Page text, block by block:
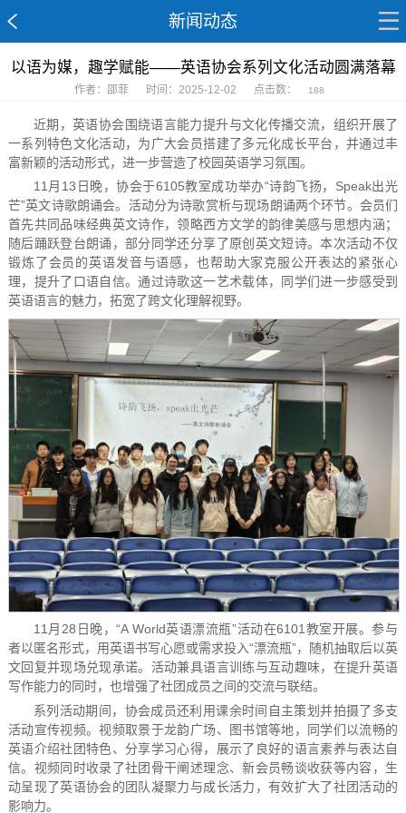
新闻动态
以语为媒，趣学赋能——英语协会系列文化活动圆满落幕
作者：邵菲 时间：2025-12-02 点击数： 188
近期，英语协会围绕语言能力提升与文化传播交流，组织开展了
一系列特色文化活动，为广大会员搭建了多元化成长平台，并通过丰
富新颖的活动形式，进一步营造了校园英语学习氛围。
11月13日晚，协会于6105教室成功举办“诗韵飞扬，Speak出光
芒”英文诗歌朗诵会。活动分为诗歌赏析与现场朗诵两个环节。会员们
首先共同品味经典英文诗作，领略西方文学的韵律美感与思想内涵；
随后踊跃登台朗诵，部分同学还分享了原创英文短诗。本次活动不仅
锻炼了会员的英语发音与语感，也帮助大家克服公开表达的紧张心
理，提升了口语自信。通过诗歌这一艺术载体，同学们进一步感受到
英语语言的魅力，拓宽了跨文化理解视野。
11月28日晚，“A World英语漂流瓶”活动在6101教室开展。参与
者以匿名形式，用英语书写心愿或需求投入“漂流瓶”，随机抽取后以英
文回复并现场兑现承诺。活动兼具语言训练与互动趣味，在提升英语
写作能力的同时，也增强了社团成员之间的交流与联结。
系列活动期间，协会成员还利用课余时间自主策划并拍摄了多支
活动宣传视频。视频取景于龙韵广场、图书馆等地，同学们以流畅的
英语介绍社团特色、分享学习心得，展示了良好的语言素养与表达自
信。视频同时收录了社团骨干阐述理念、新会员畅谈收获等内容，生
动呈现了英语协会的团队凝聚力与成长活力，有效扩大了社团活动的
影响力。